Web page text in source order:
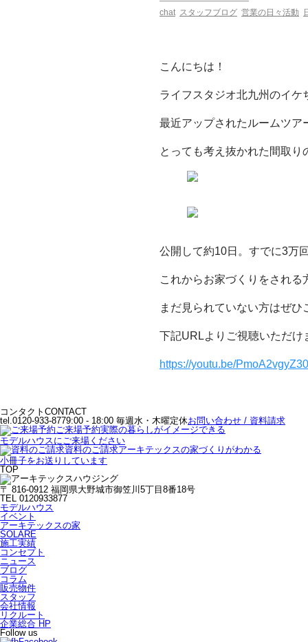
chat スタッフブログ 営業の日々活動
こんにちは！
ライフスタジオ北九州のイケ
最近アップされたルームツア
とっても考え抜かれた間取
公開して約10日。すでに3万
これからお家づくりをされる
まだ見られていない方はぜひ
下記URLよりご視聴いただけ
https://youtu.be/
コンタクト CONTACT
tel.0120-933-8779:00 - 18:00 毎週水・木曜定休お問い合わせ / 資料請求
ご来場予約実際の暮らしがイメージできる
モデルハウスにご来場ください
資料のご請求アーキテックスの家づくりがわかる
小冊子をお送りしています
TOP
〒 816-0912 福岡県大野城市御笠川5丁目8番18号
TEL 0120933877
モデルハウス
イベント
アーキテックスの家
SOLARE
施工実績
コンセプト
ニュース
ブログ
コラム
販売物件
スタッフ
会社情報
リクルート
企業総合 HP
Follow us